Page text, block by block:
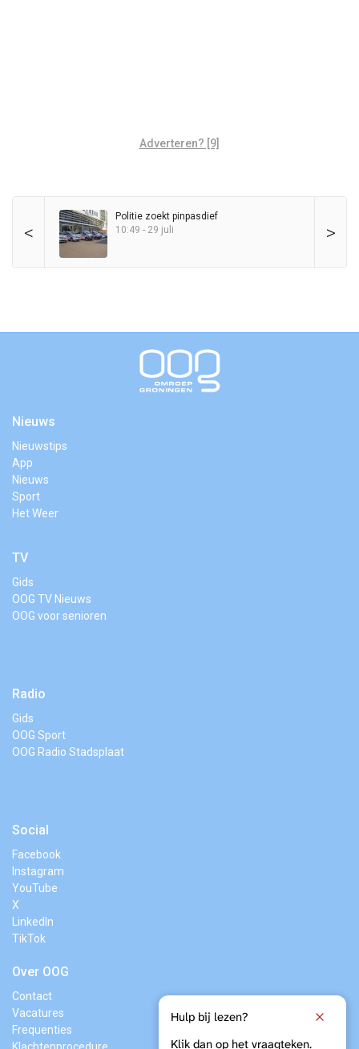
Adverteren? [9]
< >
Politie zoekt pinpasdief
10:49 - 29 juli
Nieuws
Nieuwstips
App
Nieuws
Sport
Het Weer
TV
Gids
OOG TV Nieuws
OOG voor senioren
Radio
Gids
OOG Sport
OOG Radio Stadsplaat
Social
Facebook
Instagram
YouTube
X
LinkedIn
TikTok
Over OOG
Contact
Vacatures
Frequenties
Hulp bij lezen?
Klik dan op het vraagteken.